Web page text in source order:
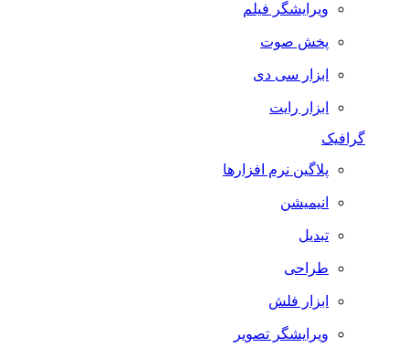
ویرایشگر فیلم
پخش صوت
ابزار سی دی
ابزار رایت
گرافیک
پلاگین نرم افزارها
انیمیشن
تبدیل
طراحی
ابزار فلش
ویرایشگر تصویر